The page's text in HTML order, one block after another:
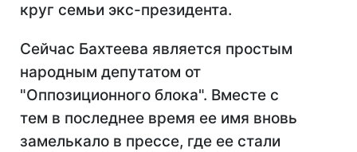
круг семьи экс-президента.
Сейчас Бахтеева является простым
народным депутатом от
"Оппозиционного блока". Вместе с
тем в последнее время ее имя вновь
замелькало в прессе, где ее стали